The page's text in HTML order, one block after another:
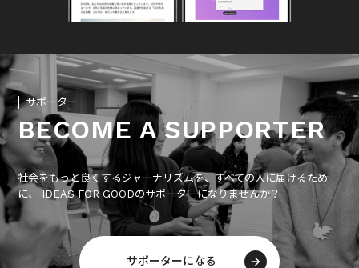
サポーター
BECOME A SUPPORTER
社会をもっと良くするジャーナリズムを、すべての人に届けるため
に、 IDEAS FOR GOODのサポーターになりませんか？
サポーターになる